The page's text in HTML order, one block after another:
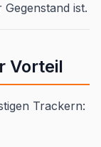
ist.
Vorteil
Trackern: